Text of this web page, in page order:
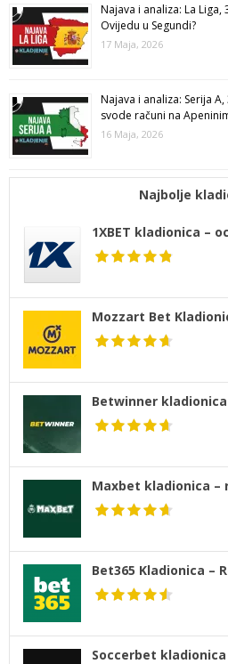
Najava i analiza: La
Ovijedu u Segundi?
17 Maja, 2026
Najava i analiza: Serija
svode računi na
16 Maja, 2026
Najbolje
1XBET kladionica –
Mozzart Bet
Betwinner
Maxbet kladionica –
Bet365 Kladionica –
Soccerbet